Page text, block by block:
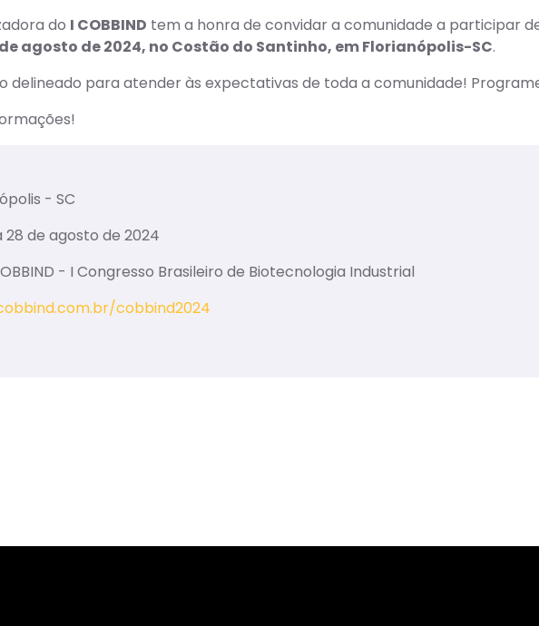
do I COBBIND tem a honra de convidar a comunidade a participar
agosto de 2024, no Costão do Santinho, em Florianópolis-SC.
delineado para atender às expectativas de toda a comunidade!
- SC
28 de agosto de 2024
- I Congresso Brasileiro de Biotecnologia Industrial
cobbind2024